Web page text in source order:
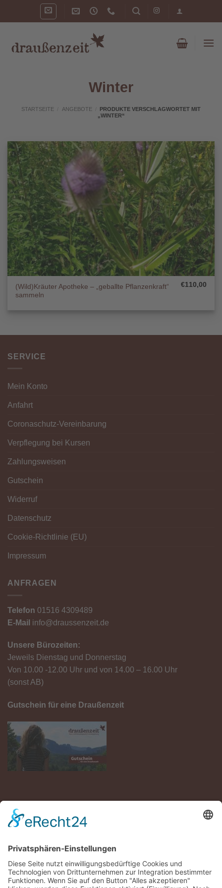
Winter
STARTSEITE ANGEBOTE
PRODUKTE VERSCHLAGWORTET MIT
„WINTER“
(Wild)Kräuter Apotheke – „geballte Pflanzenkraft“
sammeln
€110,00
SERVICE
Mein Konto
Anfahrt
Coronaschutz-Vereinbarung
Verpflegung bei Kursen
Zahlungsweisen
Gutschein
Widerruf
Datenschutz
Cookie-Richtlinie (EU)
Impressum
ANFRAGEN
Telefon 01516 4309489
E-Mail info@draussenzeit.de
Unsere Bürozeiten:
Jeweils Dienstag und Donnerstag
Von 10.00 -12.00 Uhr und von 14.00 – 16.00 Uhr
(sonst AB)
Gutschein für eine Draußenzeit
DRAUSSENZEIT BRAUCHT DICH!